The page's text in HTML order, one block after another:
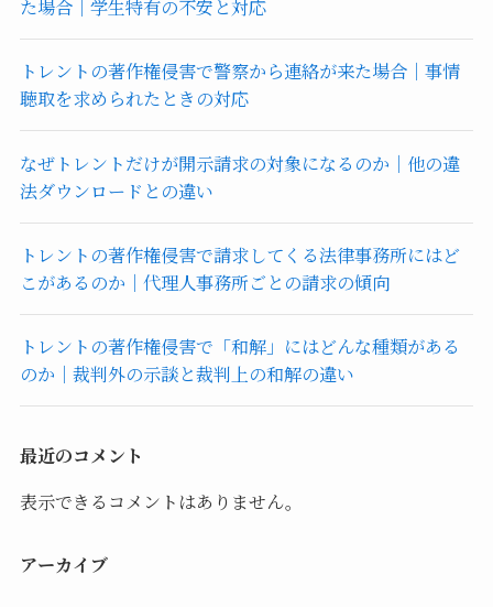
た場合｜学生特有の不安と対応
トレントの著作権侵害で警察から連絡が来た場合｜事情
聴取を求められたときの対応
なぜトレントだけが開示請求の対象になるのか｜他の違
法ダウンロードとの違い
トレントの著作権侵害で請求してくる法律事務所にはど
こがあるのか｜代理人事務所ごとの請求の傾向
トレントの著作権侵害で「和解」にはどんな種類がある
のか｜裁判外の示談と裁判上の和解の違い
最近のコメント
表示できるコメントはありません。
アーカイブ